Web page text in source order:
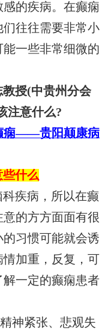
的疾病。在癫痫
往往需要非常小
一些非常细微的
授(中贵州分会
注意什么?
痫——贵阳颠康病
什么
疾病，所以在癫
的方方面面有很
习惯可能就会诱
加重，反复，可
一定的癫痫患者
神紧张、悲观失